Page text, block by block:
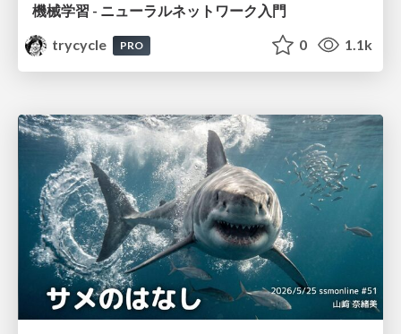
機械学習 - ニューラルネットワーク入門
trycycle
PRO 0 1.1k